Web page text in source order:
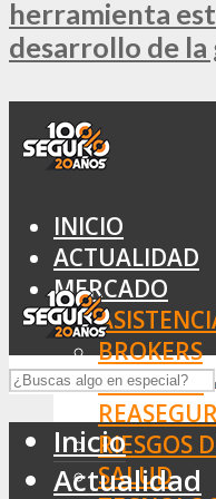
herramienta
desarrollo de
INICIO
ACTUALIDAD
MERCADO
BROKERS
SEGUROS
RIESGOS
SALUD
Inicio
Actualidad